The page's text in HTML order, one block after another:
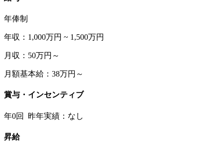
年俸制
年収：1,000万円 ~ 1,500万円
月収：50万円～
月額基本給：38万円～
賞与・インセンティブ
年0回 昨年実績：なし
昇給